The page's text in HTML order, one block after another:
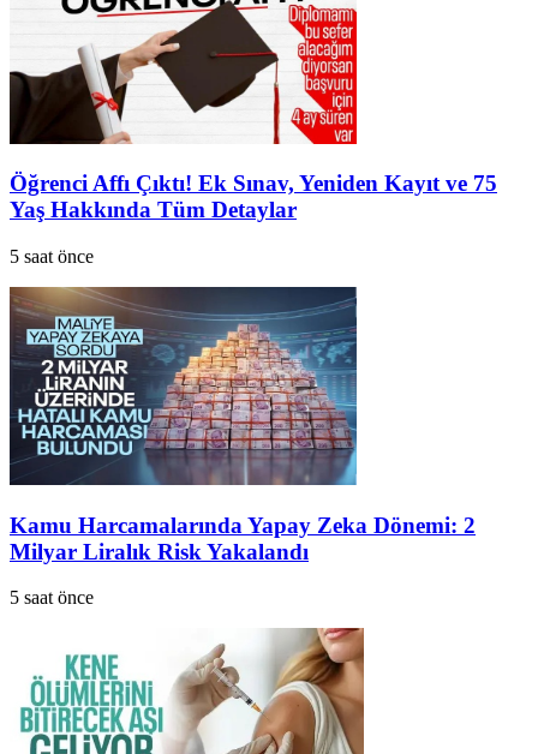
Öğrenci Affı Çıktı! Ek Sınav, Yeniden Kayıt ve 75
Yaş Hakkında Tüm Detaylar
5 saat önce
Kamu Harcamalarında Yapay Zeka Dönemi: 2
Milyar Liralık Risk Yakalandı
5 saat önce